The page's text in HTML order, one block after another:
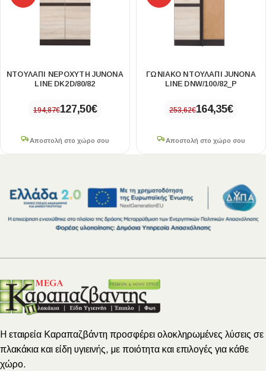
ΝΤΟΥΛΑΠΙ ΝΕΡΟΧΥΤΗ JUNONA
LINE DK2D/80/82
194,87€127,50€
Αποστολή στο χώρο σου
ΓΩΝΙΑΚΟ ΝΤΟΥΛΑΠΙ JUNONA
LINE DNW/100/82_P
253,62€164,35€
Αποστολή στο χώρο σου
Η εταιρεία Καραπαζβάντη προσφέρει ολοκληρωμένες λύσεις σε
πλακάκια και είδη υγιεινής, με ποιότητα και επιλογές για κάθε
χώρο.